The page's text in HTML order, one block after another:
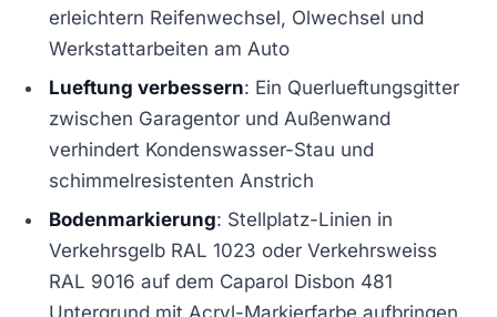
erleichtern Reifenwechsel, Olwechsel und
Werkstattarbeiten am Auto
Lueftung verbessern: Ein Querlueftungsgitter
zwischen Garagentor und Außenwand
verhindert Kondenswasser-Stau und
schimmelresistenten Anstrich
Bodenmarkierung: Stellplatz-Linien in
Verkehrsgelb RAL 1023 oder Verkehrsweiss
RAL 9016 auf dem Caparol Disbon 481
Untergrund mit Acryl-Markierfarbe aufbringen.